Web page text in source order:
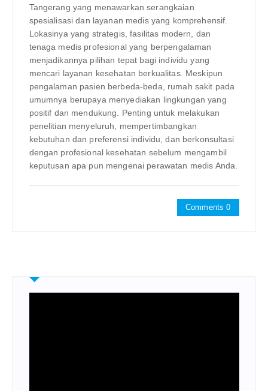
Tangerang yang menawarkan serangkaian
spesialisasi dan layanan medis yang komprehensif.
Lokasinya yang strategis, fasilitas modern, dan
tenaga medis profesional yang berpengalaman
menjadikannya pilihan tepat bagi individu yang
mencari layanan kesehatan berkualitas. Meskipun
pengalaman pasien berbeda-beda, rumah sakit pada
umumnya berupaya menyediakan lingkungan yang
positif dan mendukung. Penting untuk melakukan
penelitian menyeluruh, mempertimbangkan
kebutuhan dan preferensi individu, dan berkonsultasi
dengan profesional kesehatan sebelum mengambil
keputusan apa pun mengenai perawatan medis Anda.
Comments 0